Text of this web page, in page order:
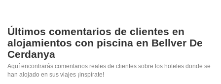
Últimos comentarios de clientes en
alojamientos con piscina en Bellver De
Cerdanya
Aquí encontrarás comentarios reales de clientes sobre los hoteles donde se
han alojado en sus viajes ¡inspírate!